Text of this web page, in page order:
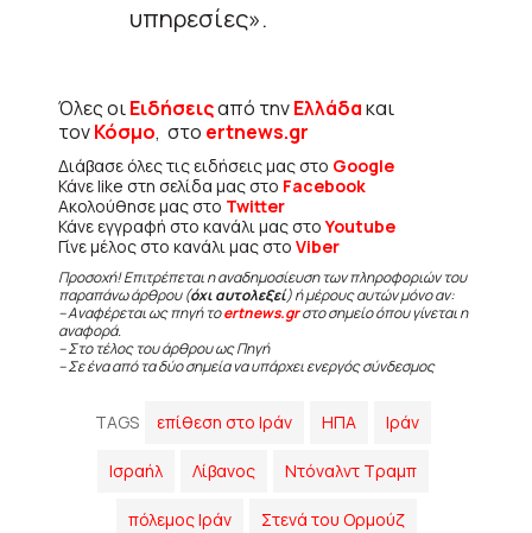
υπηρεσίες».
Όλες οιΕιδήσειςαπό τηνΕλλάδακαι
τονΚόσμο, στο ertnews.gr
Διάβασε όλες τις ειδήσεις μας στο Google
Κάνε like στη σελίδα μας στο Facebook
Ακολούθησε μας στο Twitter
Κάνε εγγραφή στο κανάλι μας στοYoutube
Γίνε μέλος στο κανάλι μας στο Viber
Προσοχή! Επιτρέπεται η αναδημοσίευση των πληροφοριών του
παραπάνω άρθρου (όχι αυτολεξεί) ή μέρους αυτών μόνο αν:
– Αναφέρεται ως πηγή τοertnews.grστο σημείο όπου γίνεται η
αναφορά.
– Στο τέλος του άρθρου ως Πηγή
– Σε ένα από τα δύο σημεία να υπάρχει ενεργός σύνδεσμος
TAGS επίθεση στο Ιράν ΗΠΑ Ιράν
Ισραήλ Λίβανος Ντόναλντ Τραμπ
πόλεμος Ιράν Στενά του Ορμούζ